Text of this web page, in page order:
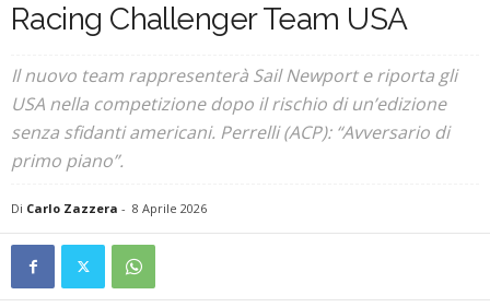
Racing Challenger Team USA
Il nuovo team rappresenterà Sail Newport e riporta gli
USA nella competizione dopo il rischio di un’edizione
senza sfidanti americani. Perrelli (ACP): “Avversario di
primo piano”.
Di Carlo Zazzera - 8 Aprile 2026